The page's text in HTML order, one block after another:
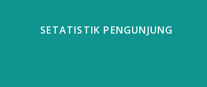
SETATISTIK PENGUNJUNG